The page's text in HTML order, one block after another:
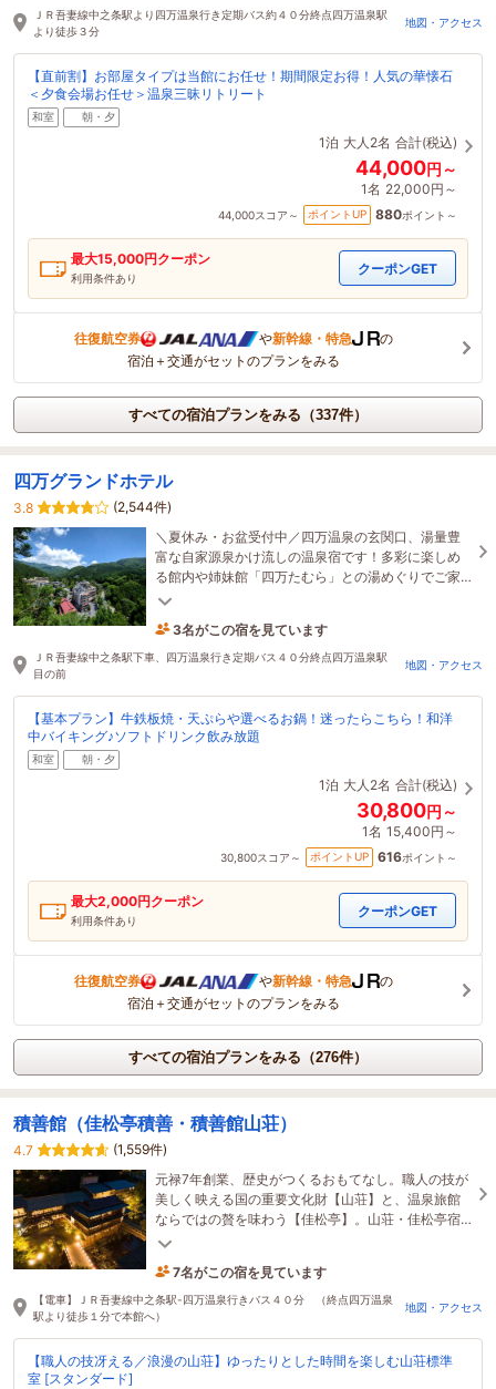
ＪＲ吾妻線中之条駅より四万温泉行き定期バス約４０分終点四万温泉駅
より徒歩３分
地図・アクセス
【直前割】お部屋タイプは当館にお任せ！期間限定お得！人気の華懐石
＜夕食会場お任せ＞温泉三昧リトリート
和室 朝・夕
1泊 大人2名 合計(税込)
44,000円～
1名 22,000円～
44,000スコア～ ポイントUP 880ポイント～
最大15,000円クーポン
利用条件あり
クーポンGET
往復航空券 や新幹線・特急
の
宿泊＋交通がセットのプランをみる
すべての宿泊プランをみる（337件）
四万グランドホテル
3.8
(2,544件)
＼夏休み・お盆受付中／四万温泉の玄関口、湯量豊
富な自家源泉かけ流しの温泉宿です！多彩に楽しめ
る館内や姉妹館「四万たむら」との湯めぐりでご家
族やグループ、ご友人同士で楽しいひとときを♪
2時間前に予約されました
ＪＲ吾妻線中之条駅下車、四万温泉行き定期バス４０分終点四万温泉駅
目の前
地図・アクセス
【基本プラン】牛鉄板焼・天ぷらや選べるお鍋！迷ったらこちら！和洋
中バイキング♪ソフトドリンク飲み放題
和室 朝・夕
1泊 大人2名 合計(税込)
30,800円～
1名 15,400円～
30,800スコア～ ポイントUP 616ポイント～
最大2,000円クーポン
利用条件あり
クーポンGET
往復航空券 や新幹線・特急
の
宿泊＋交通がセットのプランをみる
すべての宿泊プランをみる（276件）
積善館（佳松亭積善・積善館山荘）
4.7
(1,559件)
元禄7年創業、歴史がつくるおもてなし。職人の技が
美しく映える国の重要文化財【山荘】と、温泉旅館
ならではの贅を味わう【佳松亭】。山荘・佳松亭宿
泊の方限定で利用可能な「プレミアムラウンジ」オ
37分前に予約されました
【電車】ＪＲ吾妻線中之条駅-四万温泉行きバス４０分 （終点四万温泉
駅より徒歩１分で本館へ）
地図・アクセス
【職人の技冴える／浪漫の山荘】ゆったりとした時間を楽しむ山荘標準
室 [スタンダード]